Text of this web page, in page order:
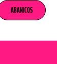
ABANICOS